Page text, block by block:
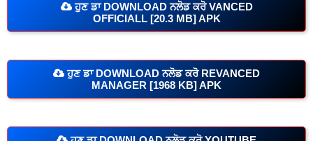
ਹੁਣ ਡਾ DOWNLOAD ਨਲੋਡ ਕਰੋ VANCED
OFFICIALL [20.3 MB] APK
ਹੁਣ ਡਾ DOWNLOAD ਨਲੋਡ ਕਰੋ REVANCED
MANAGER [1968 KB] APK